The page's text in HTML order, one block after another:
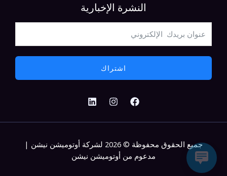
النشرة الإخبارية
اشتراك
جميع الحقوق محفوظة © 2026 لشركة أوتوميشن نيشن |
مدعوم من أوتوميشن نيشن